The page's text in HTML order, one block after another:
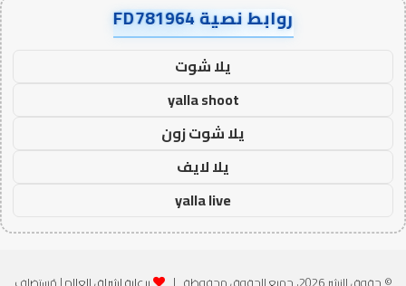
روابط نصية FD781964
يلا شوت
yalla shoot
يلا شوت زون
يلا لايف
yalla live